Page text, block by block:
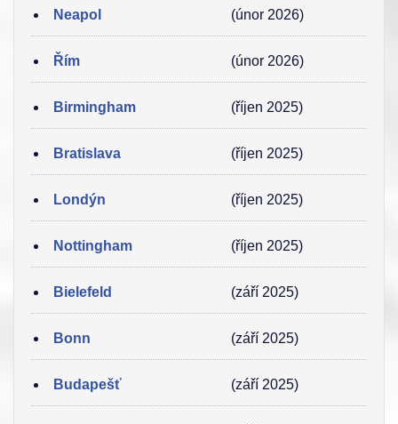
Neapol (únor 2026)
Řím (únor 2026)
Birmingham (říjen 2025)
Bratislava (říjen 2025)
Londýn (říjen 2025)
Nottingham (říjen 2025)
Bielefeld (září 2025)
Bonn (září 2025)
Budapešť (září 2025)